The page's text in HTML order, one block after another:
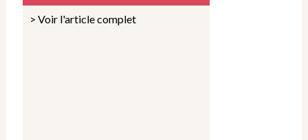
> Voir l'article complet